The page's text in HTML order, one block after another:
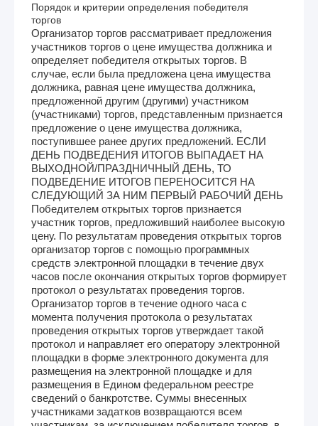
Порядок и критерии определения победителя
торгов
Организатор торгов рассматривает предложения
участников торгов о цене имущества должника и
определяет победителя открытых торгов. В
случае, если была предложена цена имущества
должника, равная цене имущества должника,
предложенной другим (другими) участником
(участниками) торгов, представленным признается
предложение о цене имущества должника,
поступившее ранее других предложений. ЕСЛИ
ДЕНЬ ПОДВЕДЕНИЯ ИТОГОВ ВЫПАДАЕТ НА
ВЫХОДНОЙ/ПРАЗДНИЧНЫЙ ДЕНЬ, ТО
ПОДВЕДЕНИЕ ИТОГОВ ПЕРЕНОСИТСЯ НА
СЛЕДУЮЩИЙ ЗА НИМ ПЕРВЫЙ РАБОЧИЙ ДЕНЬ
Победителем открытых торгов признается
участник торгов, предложивший наиболее высокую
цену. По результатам проведения открытых торгов
организатор торгов с помощью программных
средств электронной площадки в течение двух
часов после окончания открытых торгов формирует
протокол о результатах проведения торгов.
Организатор торгов в течение одного часа с
момента получения протокола о результатах
проведения открытых торгов утверждает такой
протокол и направляет его оператору электронной
площадки в форме электронного документа для
размещения на электронной площадке и для
размещения в Едином федеральном реестре
сведений о банкротстве. Суммы внесенных
участниками задатков возвращаются всем